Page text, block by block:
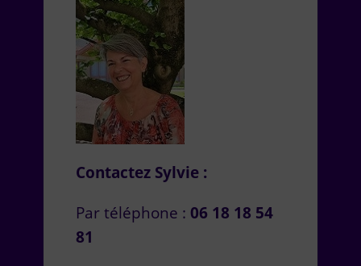
Contactez Sylvie :
Par téléphone : 06 18 18 54
81